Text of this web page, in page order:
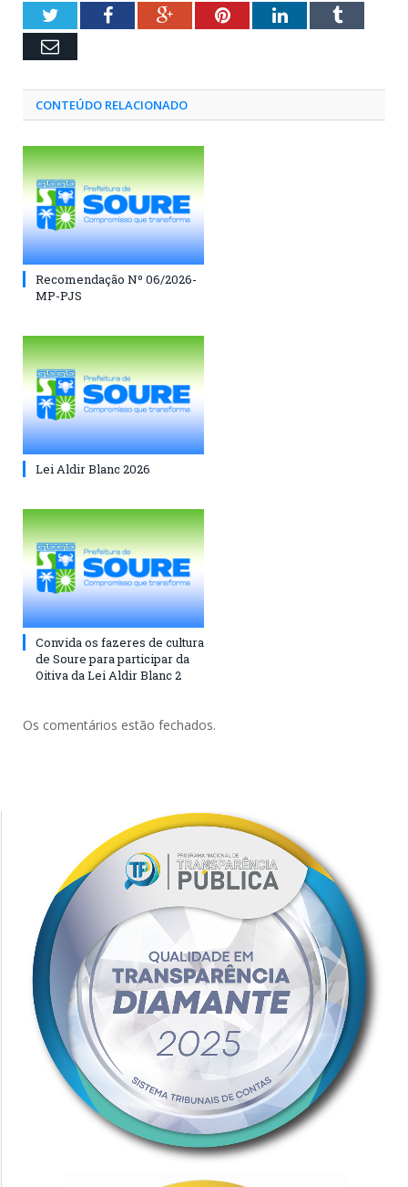
TwitterFacebookGoogle+PinterestLinkedInTumblr
Email
CONTEÚDO RELACIONADO
Recomendação Nº 06/2026-
MP-PJS
Lei Aldir Blanc 2026
Convida os fazeres de cultura
de Soure para participar da
Oitiva da Lei Aldir Blanc 2
Os comentários estão fechados.